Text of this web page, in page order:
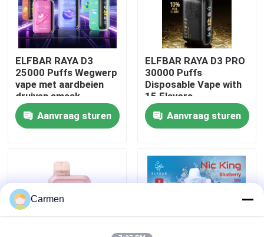
Over ons
Fabrieksreis
Kwaliteitscontrole
Contacteer ons
Vozol damp
ELFBAR RAYA D3
25000 Puffs Wegwerp
vape met aardbeien
druiven smaak
Aanvraag sturen
ELFBAR RAYA D3 PRO
30000 Puffs
Disposable Vape with
15 Flavors
Aanvraag sturen
Carmen